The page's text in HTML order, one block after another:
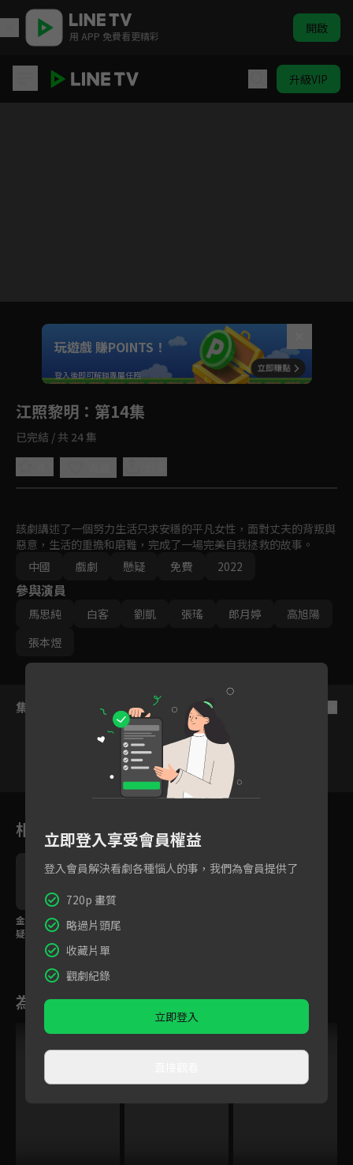
用 APP 免費看更精彩 開啟
升級VIP
Unmute
如有不便請見諒
玩遊戲 賺POINTS！
登入後即可解鎖專屬任務
江照黎明 ：第14集
已完結 / 共 24 集
該劇講述了一個努力生活只求安穩的平凡女性，面對丈夫的背叛與
惡意，生活的重擔和磨難，完成了一場完美自我拯救的故事。
中國
戲劇 懸疑 免費 2022
參與演員
馬思純 白客 劉凱 張瑤 郎月婷
高旭陽
張本煜
集數列表
13 14 15
相關花絮
金馬影后馬思純陷殺夫
疑雲？
為您推薦
立即登入享受會員權益
登入會員解決看劇各種惱人的事，我們為會員提供了
720p 畫質
略過片頭尾
收藏片單
觀劇紀錄
立即登入